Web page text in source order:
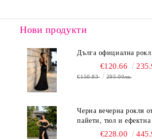
Нови продукти
Дълга официална
€120.66
€150.83 295.00лв.
Черна вечерна рокля
пайети, тюл и ефектна
€228.00